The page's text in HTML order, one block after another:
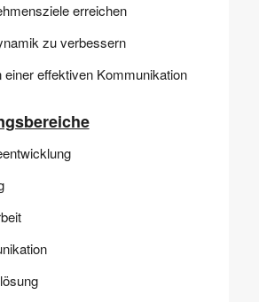
erreichen
zu verbessern
einer effektiven Kommunikation